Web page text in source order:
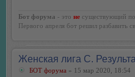
Бот форума - это не существующий
Первого апреля бот решил разбавить
Женская лига С.
БОТ форума » 15 мар 2020, 18:54